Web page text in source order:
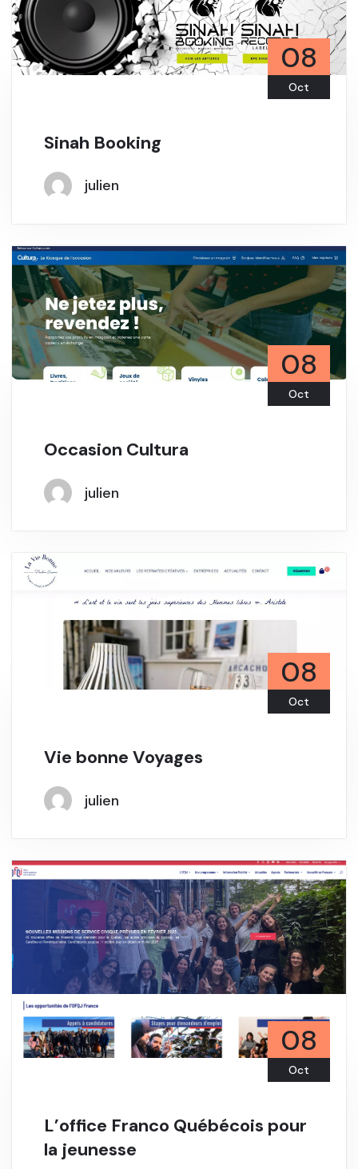
08
Oct
Sinah Booking
julien
08
Oct
Occasion Cultura
julien
08
Oct
Vie bonne Voyages
julien
08
Oct
L’office Franco Québécois pour
la jeunesse